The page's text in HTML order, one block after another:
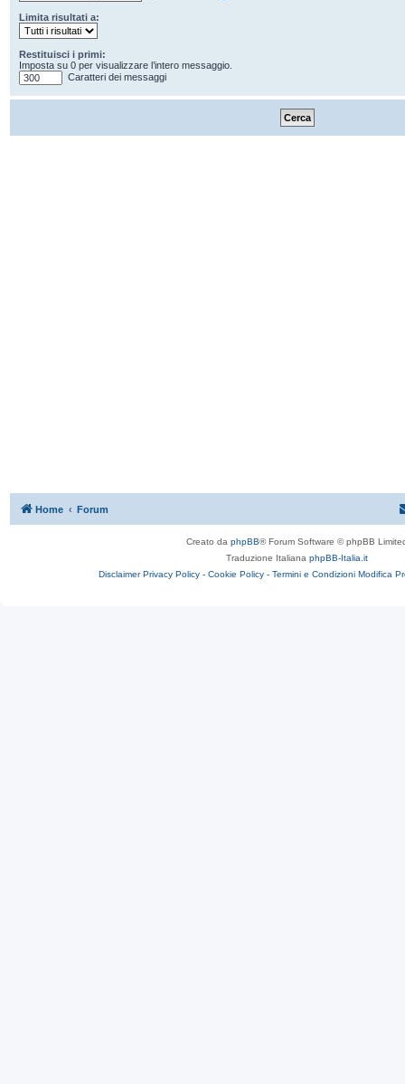
Limita risultati a:
Restituisci i primi:
Imposta su 0 per visualizzare l’intero messaggio.
Caratteri dei messaggi
Home Forum
Creato da phpBB® Forum Software © phpBB
Traduzione Italiana phpBB-Italia.it
Disclaimer Privacy Policy - Cookie Policy - Termini e Condizioni Modifica